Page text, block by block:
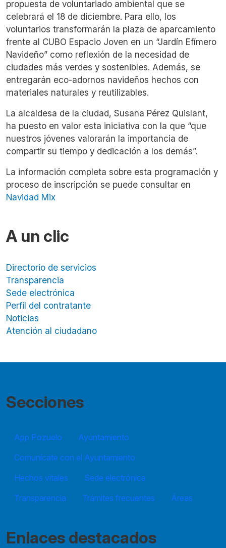
propuesta de voluntariado ambiental que se
celebrará el 18 de diciembre. Para ello, los
voluntarios transformarán la plaza de aparcamiento
frente al CUBO Espacio Joven en un “Jardín Efímero
Navideño” como reflexión de la necesidad de
ciudades más verdes y sostenibles. Además, se
entregarán eco-adornos navideños hechos con
materiales naturales y reutilizables.
La alcaldesa de la ciudad, Susana Pérez Quislant,
ha puesto en valor esta iniciativa con la que “que
nuestros jóvenes valorarán la importancia de
compartir su tiempo y dedicación a los demás”.
La información completa sobre esta programación y
proceso de inscripción se puede consultar en
Navidad Mix
A un clic
Directorio de servicios
Transparencia
Sede electrónica
Perfil del contratante
Noticias
Atención al ciudadano
Secciones
App Pozuelo
Ayuntamiento
Comunícate con el Ayuntamiento
Hechos vitales
Sede electrónica
Transparencia
Trámites frecuentes Áreas
Enlaces destacados